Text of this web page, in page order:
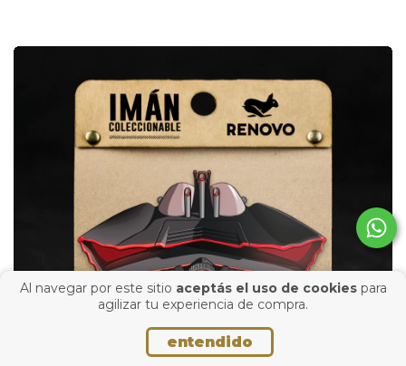
Al navegar por este sitio aceptás el uso de cookiespara
agilizar tu experiencia de compra.
entendido